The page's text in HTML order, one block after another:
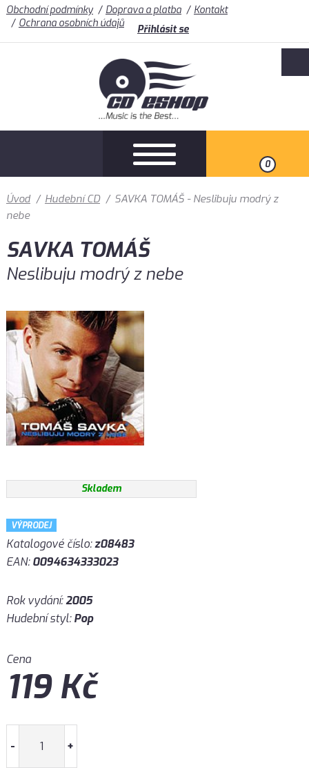
Obchodní podmínky Doprava a platba
Kontakt
Ochrana osobních údajů
Přihlásit se
0
Úvod / Hudební CD / SAVKA TOMÁŠ - Neslibuju modrý z
nebe
SAVKA TOMÁŠ
Neslibuju modrý z nebe
Skladem
VÝPRODEJ
Katalogové číslo:z08483
EAN:0094634333023
Rok vydání:2005
Hudební styl:Pop
Cena
119Kč
- +